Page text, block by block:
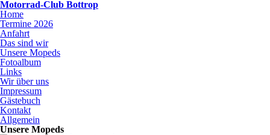
Motorrad-Club Bottrop
Home
Termine 2026
Anfahrt
Das sind wir
Unsere Mopeds
Fotoalbum
Links
Wir über uns
Impressum
Gästebuch
Kontakt
Allgemein
Unsere Mopeds